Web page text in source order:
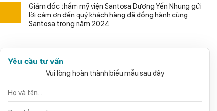
Giám đốc thẩm mỹ viện Santosa Dương Yến Nhung gửi
lời cảm ơn đến quý khách hàng đã đồng hành cùng
Santosa trong năm 2024
Yêu cầu tư vấn
Vui lòng hoàn thành biểu mẫu sau đây